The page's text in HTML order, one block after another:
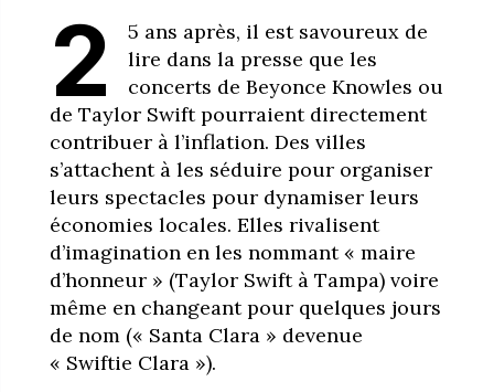
2
5 ans après, il est savoureux de
lire dans la presse que les
concerts de Beyonce Knowles ou
de Taylor Swift pourraient directement
contribuer à l’inflation. Des villes
s’attachent à les séduire pour organiser
leurs spectacles pour dynamiser leurs
économies locales. Elles rivalisent
d’imagination en les nommant « maire
d’honneur » (Taylor Swift à Tampa) voire
même en changeant pour quelques jours
de nom (« Santa Clara » devenue
« Swiftie Clara »).